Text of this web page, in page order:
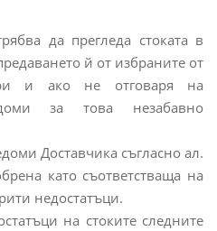
да прегледа стоката в
й от избраните от
и ако не отговаря на
за това незабавно
Доставчика съгласно ал.
като съответстваща на
недостатъци.
на стоките следните